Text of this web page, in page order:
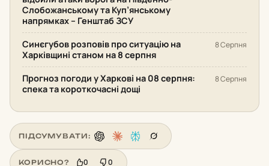
Слобожанському та Куп’янському
напрямках – Генштаб ЗСУ
Синєгубов розповів про ситуацію на
Харківщині станом на 8 серпня
8 Серпня
Прогноз погоди у Харкові на 08 серпня:
спека та короткочасні дощі
8 Серпня
ПІДСУМУВАТИ:
КОРИСНО? 0 0